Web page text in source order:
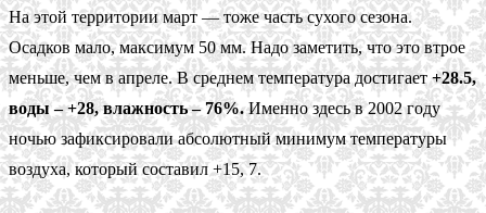
На этой территории март — тоже часть сухого сезона.
Осадков мало, максимум 50 мм. Надо заметить, что это втрое
меньше, чем в апреле. В среднем температура достигает+28.5,
воды – +28, влажность – 76%.Именно здесь в 2002 году
ночью зафиксировали абсолютный минимум температуры
воздуха, который составил +15, 7.